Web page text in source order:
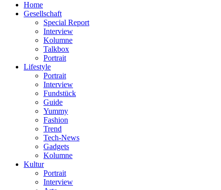
Home
Gesellschaft
Special Report
Interview
Kolumne
Talkbox
Portrait
Lifestyle
Portrait
Interview
Fundstück
Guide
Yummy
Fashion
Trend
Tech-News
Gadgets
Kolumne
Kultur
Portrait
Interview